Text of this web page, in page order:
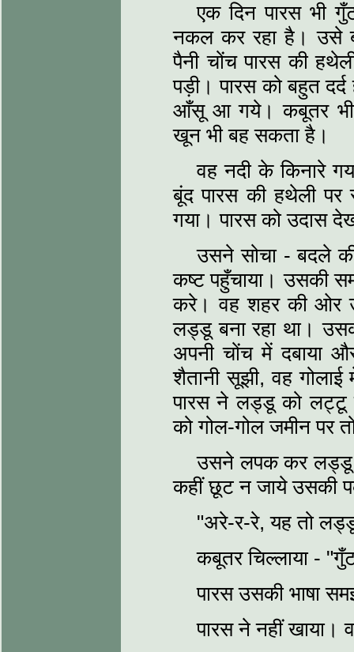
एक दिन पारस भी
नकल कर रहा है। उसे
पैनी चोंच पारस की
पड़ी। पारस को बहुत
आँसू आ गये। कबूतर भी
खून भी बह सकता है।
वह नदी के किनारे
बूंद पारस की हथेली
गया। पारस को उदास
उसने सोचा - बदले
कष्ट पहुँचाया। उसकी
करे। वह शहर की ओर
लड्डू बना रहा था।
अपनी चोंच में दबाया
शैतानी सूझी, वह
पारस ने लड्डू को
को गोल-गोल जमीन पर
उसने लपक कर लड्डू
कहीं छूट न जाये उसकी
"अरे-र-रे, यह तो
कबूतर चिल्लाया -
पारस उसकी भाषा
पारस ने नहीं